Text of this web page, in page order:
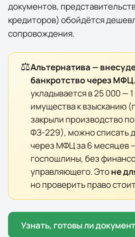
документов,
кредиторов) обойдётся
сопровождения.
⚖️Альтернатива —
банкротство через МФЦ.
укладывается в 25 000 —
имущества к взысканию
закрыли производство по
ФЗ-229), можно списать
через МФЦ за 6 месяцев
госпошлины, без
управляющего. Этоне
но проверить право
Узнать, готовы ли